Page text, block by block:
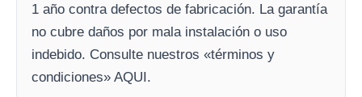
1 año contra defectos de fabricación. La garantía
no cubre daños por mala instalación o uso
indebido. Consulte nuestros «términos y
condiciones» AQUI.